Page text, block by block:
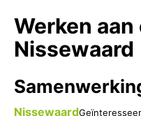
Werken
Nissewaard
Nissewaard